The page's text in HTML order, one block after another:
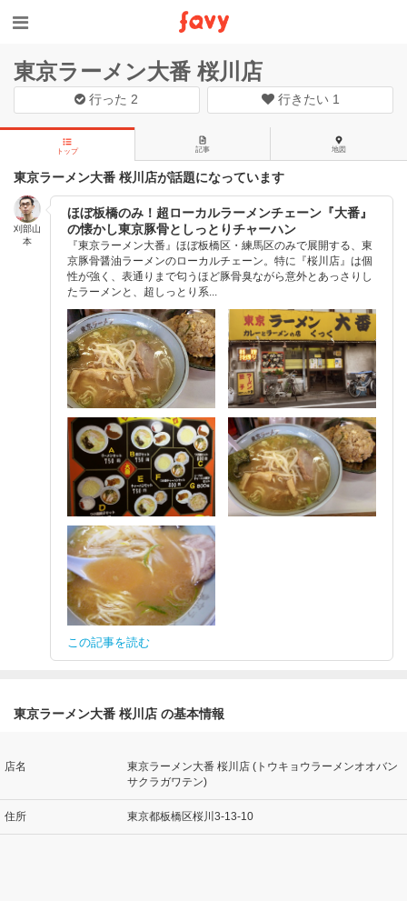
東京ラーメン大番 桜川店
行った 2 行きたい 1
トップ 記事 地図
東京ラーメン大番 桜川店が話題になっています
刈部山
本
ほぼ板橋のみ！超ローカルラーメンチェーン『大番』
の懐かし東京豚骨としっとりチャーハン
『東京ラーメン大番』ほぼ板橋区・練馬区のみで展開する、東
京豚骨醤油ラーメンのローカルチェーン。特に『桜川店』は個
性が強く、表通りまで匂うほど豚骨臭ながら意外とあっさりし
たラーメンと、超しっとり系...
この記事を読む
東京ラーメン大番 桜川店 の基本情報
店名
東京ラーメン大番 桜川店 (トウキョウラーメンオオバン
サクラガワテン)
住所 東京都板橋区桜川3-13-10